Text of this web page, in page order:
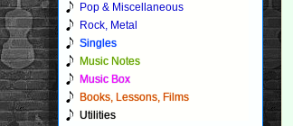
Pop & Miscellaneous
Rock, Metal
Singles
Music Notes
Music Box
Books, Lessons, Films
Utilities